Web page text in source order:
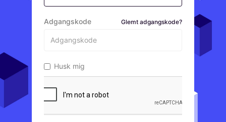
Adgangskode Glemt adgangskode?
Husk mig